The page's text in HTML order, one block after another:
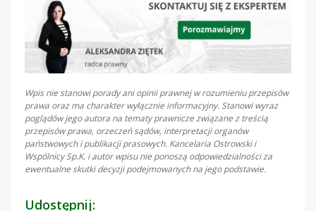
Wpis nie stanowi porady ani opinii prawnej w rozumieniu przepisów
prawa oraz ma charakter wyłącznie informacyjny. Stanowi wyraz
poglądów jego autora na tematy prawnicze związane z treścią
przepisów prawa, orzeczeń sądów, interpretacji organów
państwowych i publikacji prasowych. Kancelaria Ostrowski i
Wspólnicy Sp.K. i autor wpisu nie ponoszą odpowiedzialności za
ewentualne skutki decyzji podejmowanych na jego podstawie.
Udostępnij: